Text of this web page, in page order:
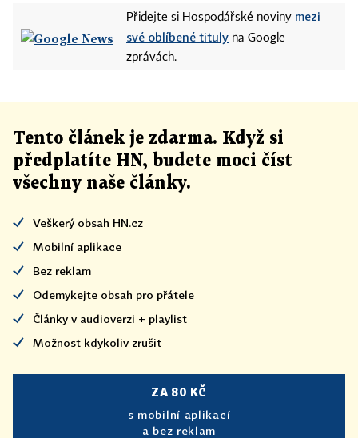
Přidejte si Hospodářské noviny mezi
své oblíbené tituly na Google
zprávách.
Tento článek je zdarma. Když si
předplatíte HN, budete moci číst
všechny naše články.
Veškerý obsah HN.cz
Mobilní aplikace
Bez reklam
Odemykejte obsah pro přátele
Články v audioverzi + playlist
Možnost kdykoliv zrušit
ZA 80 KČ
s mobilní aplikací
a bez reklam